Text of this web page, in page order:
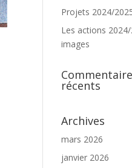
Projets 2024/
Les actions
images
récents
Archives
mars 2026
janvier 2026